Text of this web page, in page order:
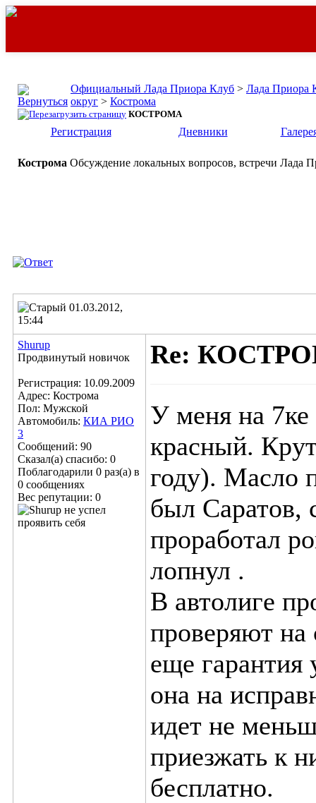
Официальный Лада Приора Клуб > Лада Приора
округ > Кострома
КОСТРОМА
Регистрация Дневники
Кострома Обсуждение локальных вопросов, встречи Лада
01.03.2012,
15:44
Shurup
Продвинутый новичок
Регистрация: 10.09.2009
Адрес: Кострома
Пол: Мужской
Автомобиль: КИА РИО
3
Сообщений: 90
Сказал(а) спасибо: 0
Поблагодарили 0 раз(а) в
0 сообщениях
Вес репутации: 0
Re:
У меня на 7ке
красный.
году). Масло
был Саратов,
проработал
лопнул .
В автолиге
проверяют на
еще гарантия
она на
идет не
приезжать к
бесплатно.